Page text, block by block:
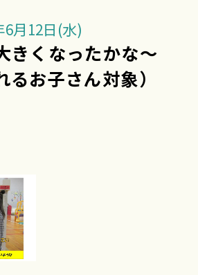
6月12日(水)
きくなったかな～
るお子さん対象）